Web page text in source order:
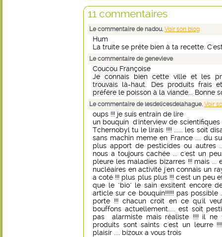
11 commentaires
Le commentaire de nadou. Voir son blog
Hum
La truite se prête bien à ta recette.
Le commentaire de genevieve
Coucou Françoise
Je connais bien cette ville et les
trouvais là-haut. Des produits frais
préfère le poisson à la viande... Bonne
Le commentaire de lesdelicesdelahague. Voir
oups !!! je suis entrain de lire
un bouquin d'interview de scientifiques
Tchernobyl tu le lirais !!!! ...... les soit
sans machin meme en France .... du
plus apport de pesticides ou autres
nous a toujours cachée ... c'est un
pleure les maladies bizarres !!! mais
nucléaires en activité j'en connais un
a coté !!! plus plus plus !!! c'est un peu
que le "bio" le sain exsitent encore
article sur ce bouquin!!!!!! pas possible
porte !!! chacun croit en ce qu'il
bouffons actuellement..... est soit
pas alarmiste mais réaliste !!!! il ne
produits sont saints c'est un leurre
plaisir .... bizoux a vous trois